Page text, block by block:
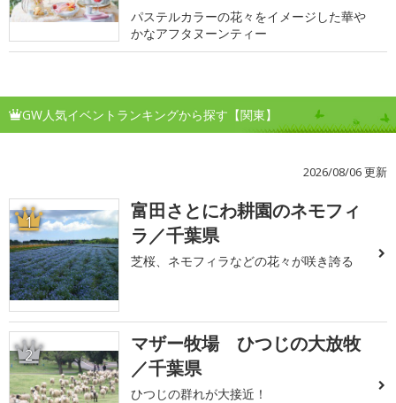
パステルカラーの花々をイメージした華や
かなアフタヌーンティー
GW人気イベントランキングから探す【関東】
2026/08/06 更新
1
富田さとにわ耕園のネモフィ
ラ／千葉県
芝桜、ネモフィラなどの花々が咲き誇る
2
マザー牧場 ひつじの大放牧
／千葉県
ひつじの群れが大接近！